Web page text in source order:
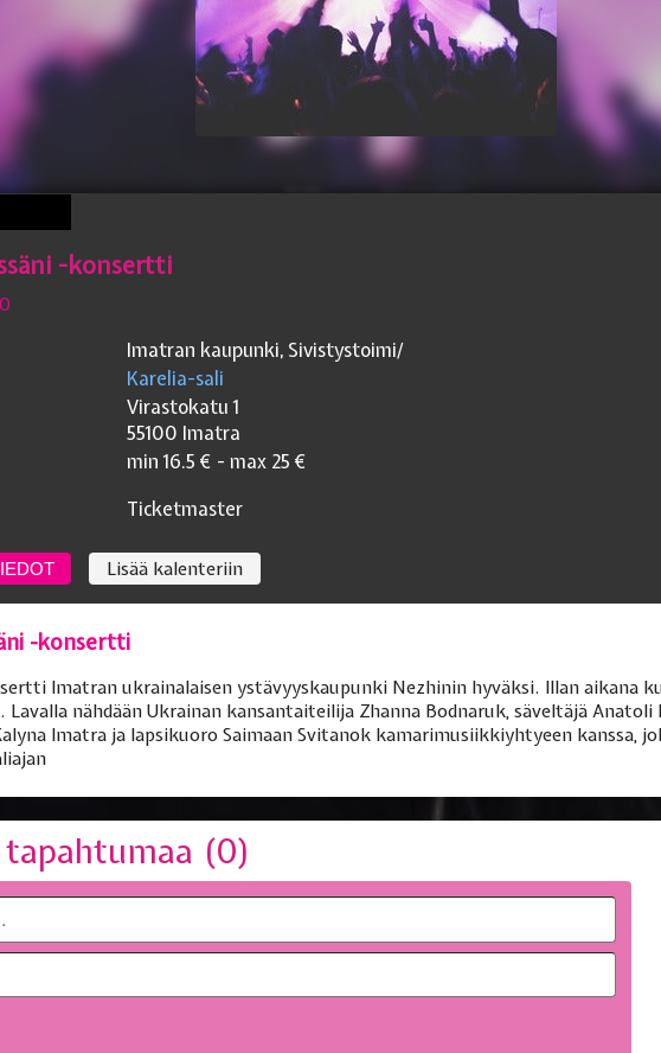
-konsertti
Imatran kaupunki, Sivistystoimi/
Karelia-sali
Virastokatu 1
55100 Imatra
min 16.5 € - max 25 €
Ticketmaster
Lisää kalenteriin
-konsertti
Imatran ukrainalaisen ystävyyskaupunki Nezhinin hyväksi. Illan aikana
Lavalla nähdään Ukrainan kansantaiteilija Zhanna Bodnaruk, säveltäjä Anatoli
Imatra ja lapsikuoro Saimaan Svitanok kamarimusiikkiyhtyeen kanssa,
(0)